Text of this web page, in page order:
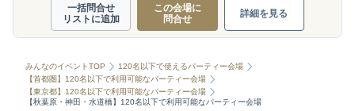
一括問合せ
リストに追加
この会場に
問合せ
詳細を見る
みんなのイベントTOP
120名以下で使えるパーティー会場
【首都圏】120名以下で利用可能なパーティー会場
【東京都】120名以下で利用可能なパーティー会場
【秋葉原・神田・水道橋】120名以下で利用可能なパーティー会場